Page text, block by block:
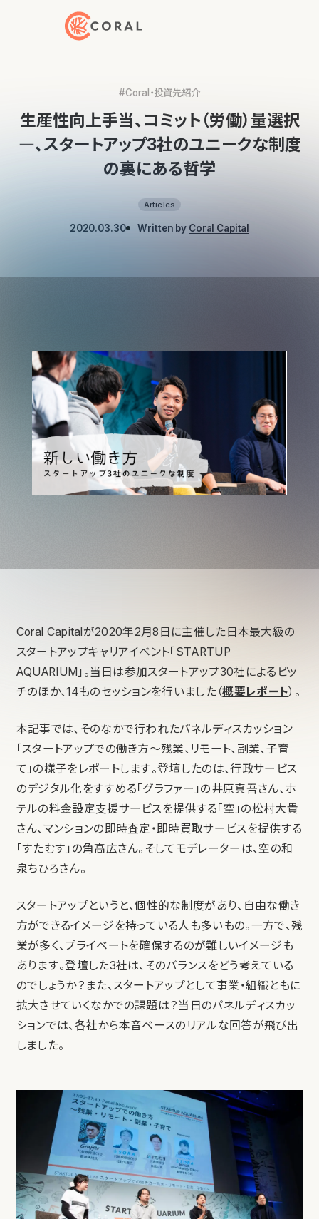
トップページへ戻る
#Coral・投資先紹介
生産性向上手当、コミット（労働）量選択
―、スタートアップ3社のユニークな制度
の裏にある哲学
Articles
2020.03.30 Written by Coral Capital
Coral Capitalが2020年2月8日に主催した日本最大級の
スタートアップキャリアイベント「STARTUP
AQUARIUM」。当日は参加スタートアップ30社によるピッ
チのほか、14ものセッションを行いました（概要レポート）。
本記事では、そのなかで行われたパネルディスカッション
「スタートアップでの働き方〜残業、リモート、副業、子育
て」の様子をレポートします。登壇したのは、行政サービス
のデジタル化をすすめる「グラファー」の井原真吾さん、ホ
テルの料金設定支援サービスを提供する「空」の松村大貴
さん、マンションの即時査定・即時買取サービスを提供する
「すたむす」の角高広さん。そしてモデレーターは、空の和
泉ちひろさん。
スタートアップというと、個性的な制度があり、自由な働き
方ができるイメージを持っている人も多いもの。一方で、残
業が多く、プライベートを確保するのが難しいイメージも
あります。登壇した3社は、そのバランスをどう考えている
のでしょうか？また、スタートアップとして事業・組織ともに
拡大させていくなかでの課題は？当日のパネルディスカッ
ションでは、各社から本音ベースのリアルな回答が飛び出
しました。